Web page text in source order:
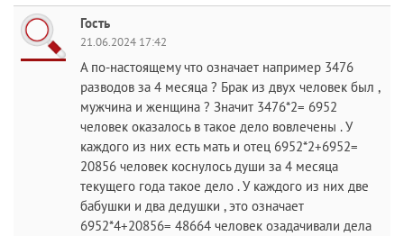
Гость
21.06.2024 17:42
А по-настоящему что означает например 3476
разводов за 4 месяца ? Брак из двух человек был ,
мужчина и женщина ? Значит 3476*2= 6952
человек оказалось в такое дело вовлечены . У
каждого из них есть мать и отец 6952*2+6952=
20856 человек коснулось души за 4 месяца
текущего года такое дело . У каждого из них две
бабушки и два дедушки , это означает
6952*4+20856= 48664 человек озадачивали дела